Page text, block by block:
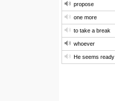
propose
one more
to take a break
whoever
He seems ready